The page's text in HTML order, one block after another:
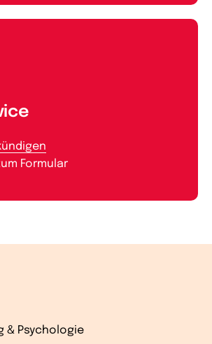
Formular
& Psychologie